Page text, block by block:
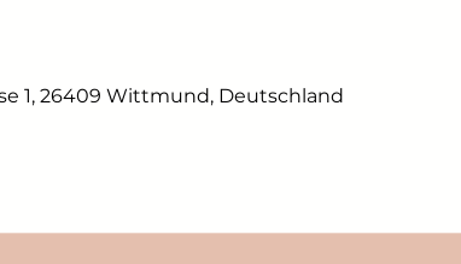
1, 26409 Wittmund, Deutschland